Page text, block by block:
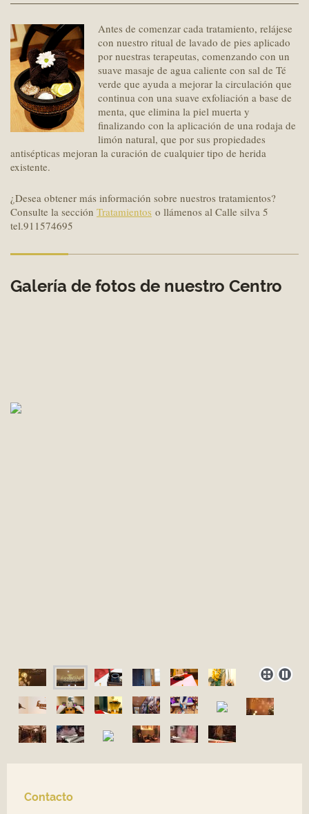
Antes de comenzar cada tratamiento, relájese
con nuestro ritual de lavado de pies aplicado
por nuestras terapeutas, comenzando con un
suave masaje de agua caliente con sal de Té
verde que ayuda a mejorar la circulación que
continua con una suave exfoliación a base de
menta, que elimina la piel muerta y
finalizando con la aplicación de una rodaja de
limón natural, que por sus propiedades
antisépticas mejoran la curación de cualquier tipo de herida
existente.
¿Desea obtener más información sobre nuestros tratamientos?
Consulte la sección Tratamientos o llámenos al Calle silva 5
tel.911574695
Galería de fotos de nuestro Centro
Contacto